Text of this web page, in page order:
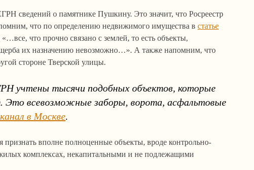
сведений о памятнике Пушкину. Это значит, что Росреестр
что по определению недвижимого имущества в статье
что прочно связано с землей, то есть объекты,
их назначению невозможно…». А также напомним, что
стороне Тверской улицы.
учтены тысячи подобных объектов, которые
всевозможные заборы, ворота, асфальтовые
в Москве.
признать вполне полноценные объекты, вроде контрольно-
комплексах, некапитальными и не подлежащими